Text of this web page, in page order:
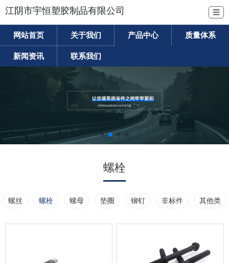
江阴市宇恒塑胶制品有限公司 ☰
网站首页 关于我们 产品中心 质量体系
新闻资讯 联系我们
螺栓
螺丝 螺栓 螺母 垫圈 铆钉 非标件 其他类